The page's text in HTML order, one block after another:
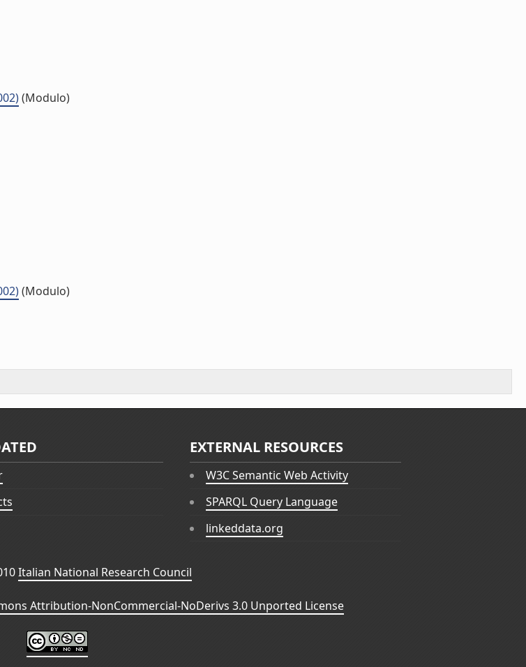
(Modulo)
(Modulo)
EXTERNAL RESOURCES
W3C Semantic Web Activity
SPARQL Query Language
linkeddata.org
Italian National Research Council
Attribution-NonCommercial-NoDerivs 3.0 Unported License